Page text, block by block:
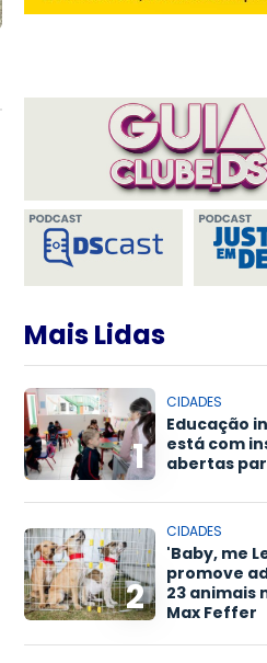
Mais Lidas
1
CIDADES
Educação
está com
abertas
2
CIDADES
'Baby, me
promove
23 animais
Max Feffer